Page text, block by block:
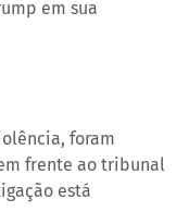
em sua
foram
frente ao tribunal
está